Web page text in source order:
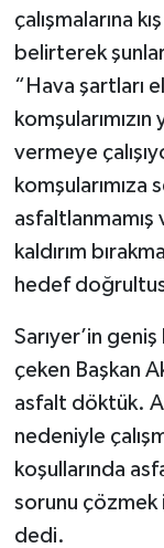
çalışmalarına
belirterek
“Hava şartları
vermeye
komşularımıza
kaldırım
hedef
Sarıyer’in
çeken Başkan
asfalt döktük.
nedeniyle
koşullarında
sorunu çözmek
dedi.